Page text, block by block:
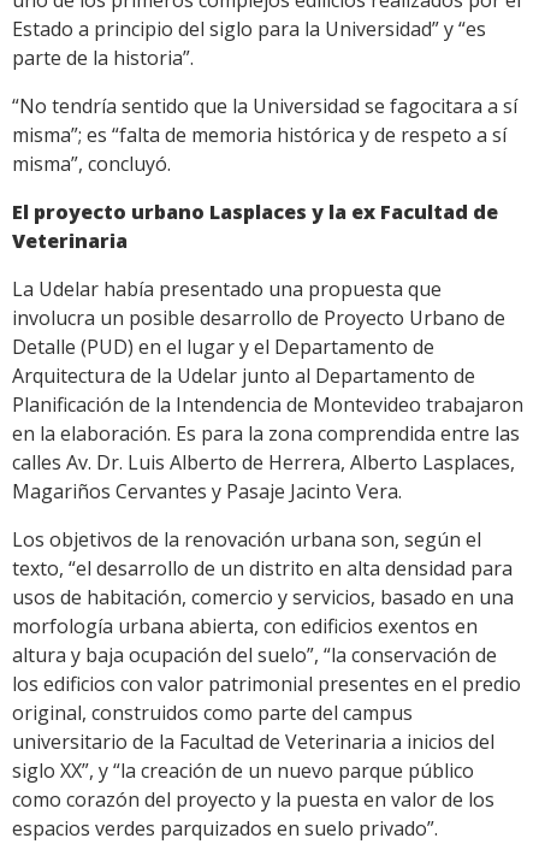
Estado a principio del siglo para la Universidad” y “es
parte de la historia”.
“No tendría sentido que la Universidad se fagocitara a sí
misma”; es “falta de memoria histórica y de respeto a sí
misma”, concluyó.
El proyecto urbano Lasplaces y la ex Facultad de
Veterinaria
La Udelar había presentado una propuesta que
involucra un posible desarrollo de Proyecto Urbano de
Detalle (PUD) en el lugar y el Departamento de
Arquitectura de la Udelar junto al Departamento de
Planificación de la Intendencia de Montevideo trabajaron
en la elaboración. Es para la zona comprendida entre las
calles Av. Dr. Luis Alberto de Herrera, Alberto Lasplaces,
Magariños Cervantes y Pasaje Jacinto Vera.
Los objetivos de la renovación urbana son, según el
texto, “el desarrollo de un distrito en alta densidad para
usos de habitación, comercio y servicios, basado en una
morfología urbana abierta, con edificios exentos en
altura y baja ocupación del suelo”, “la conservación de
los edificios con valor patrimonial presentes en el predio
original, construidos como parte del campus
universitario de la Facultad de Veterinaria a inicios del
siglo XX”, y “la creación de un nuevo parque público
como corazón del proyecto y la puesta en valor de los
espacios verdes parquizados en suelo privado”.